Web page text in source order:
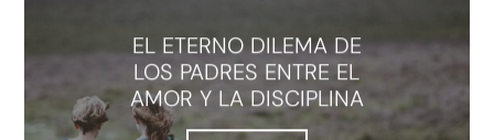
EL ETERNO DILEMA DE
LOS PADRES ENTRE EL
AMOR Y LA DISCIPLINA